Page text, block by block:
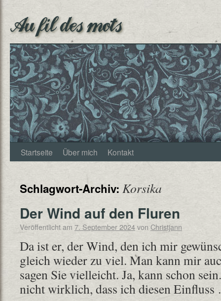
Au fil des mots
Startseite Über mich Kontakt
Schlagwort-Archiv: Korsika
Der Wind auf den Fluren
Veröffentlicht am 7. September 2024von Christjann
Da ist er, der Wind, den ich mir
gleich wieder zu viel. Man kann mir
sagen Sie vielleicht. Ja, kann schon
nicht wirklich, dass ich diesen